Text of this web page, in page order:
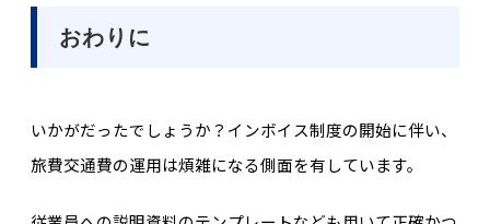
おわりに
いかがだったでしょうか？インボイス制度の開始に伴い、
旅費交通費の運用は煩雑になる側面を有しています。